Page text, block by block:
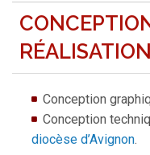
Conception
Conception
diocèse d’Avignon.